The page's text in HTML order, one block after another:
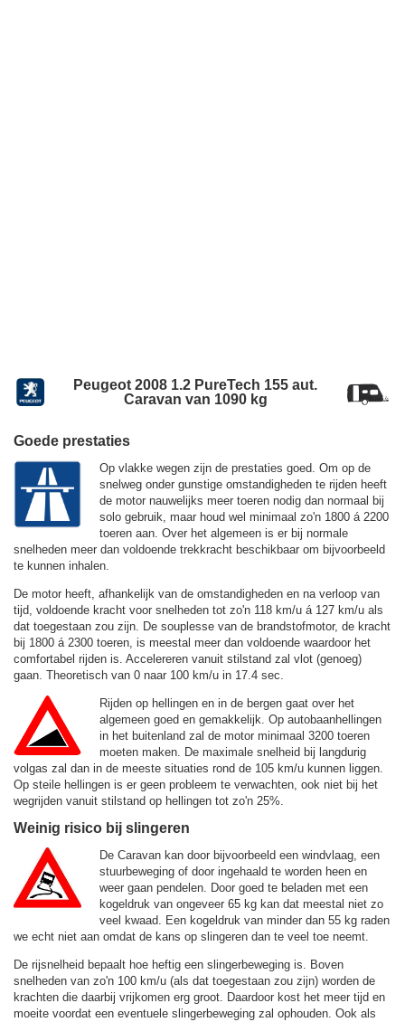
Peugeot 2008 1.2 PureTech 155 aut.
Caravan van 1090 kg
Goede prestaties
Op vlakke wegen zijn de prestaties goed. Om op de
snelweg onder gunstige omstandigheden te rijden heeft
de motor nauwelijks meer toeren nodig dan normaal bij
solo gebruik, maar houd wel minimaal zo'n 1800 á 2200
toeren aan. Over het algemeen is er bij normale
snelheden meer dan voldoende trekkracht beschikbaar om bijvoorbeeld
te kunnen inhalen.
De motor heeft, afhankelijk van de omstandigheden en na verloop van
tijd, voldoende kracht voor snelheden tot zo'n 118 km/u á 127 km/u als
dat toegestaan zou zijn. De souplesse van de brandstofmotor, de kracht
bij 1800 á 2300 toeren, is meestal meer dan voldoende waardoor het
comfortabel rijden is. Accelereren vanuit stilstand zal vlot (genoeg)
gaan. Theoretisch van 0 naar 100 km/u in 17.4 sec.
Rijden op hellingen en in de bergen gaat over het
algemeen goed en gemakkelijk. Op autobaanhellingen
in het buitenland zal de motor minimaal 3200 toeren
moeten maken. De maximale snelheid bij langdurig
volgas zal dan in de meeste situaties rond de 105 km/u kunnen liggen.
Op steile hellingen is er geen probleem te verwachten, ook niet bij het
wegrijden vanuit stilstand op hellingen tot zo'n 25%.
Weinig risico bij slingeren
De Caravan kan door bijvoorbeeld een windvlaag, een
stuurbeweging of door ingehaald te worden heen en
weer gaan pendelen. Door goed te beladen met een
kogeldruk van ongeveer 65 kg kan dat meestal niet zo
veel kwaad. Een kogeldruk van minder dan 55 kg raden
we echt niet aan omdat de kans op slingeren dan te veel toe neemt.
De rijsnelheid bepaalt hoe heftig een slingerbeweging is. Boven
snelheden van zo'n 100 km/u (als dat toegestaan zou zijn) worden de
krachten die daarbij vrijkomen erg groot. Daardoor kost het meer tijd en
moeite voordat een eventuele slingerbeweging zal ophouden. Ook als